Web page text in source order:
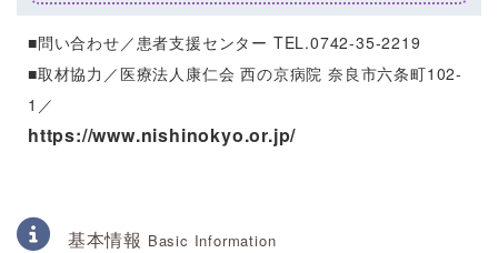
■問い合わせ／患者支援センター TEL.0742-35-2219
■取材協力／医療法人康仁会 西の京病院 奈良市六条町102-
1／
https://www.nishinokyo.or.jp/
基本情報 Basic Information